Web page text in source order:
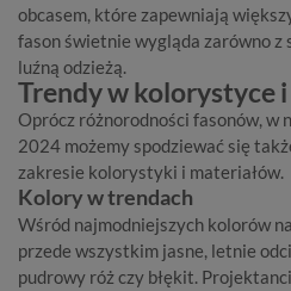
obcasem, które zapewniają
fason świetnie wygląda zarówno z
luźną odzieżą.
Trendy w kolorystyce
Oprócz różnorodności fasonów, w
2024 możemy spodziewać się
zakresie kolorystyki i materiałów.
Kolory w trendach
Wśród najmodniejszych kolorów
przede wszystkim jasne, letnie
pudrowy róż czy błękit.